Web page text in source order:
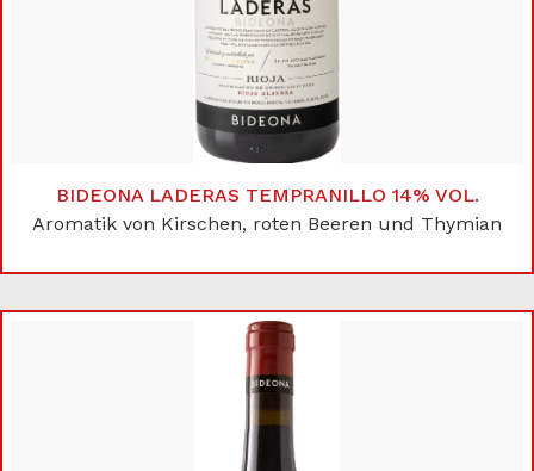
BIDEONA LADERAS TEMPRANILLO 14% VOL.
Aromatik von Kirschen, roten Beeren und Thymian